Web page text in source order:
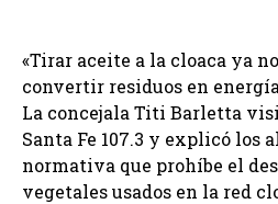
«Tirar aceite a la cloaca ya
convertir residuos en
La concejala Titi Barletta
Santa Fe 107.3 y explicó los
normativa que prohíbe el
vegetales usados en la red